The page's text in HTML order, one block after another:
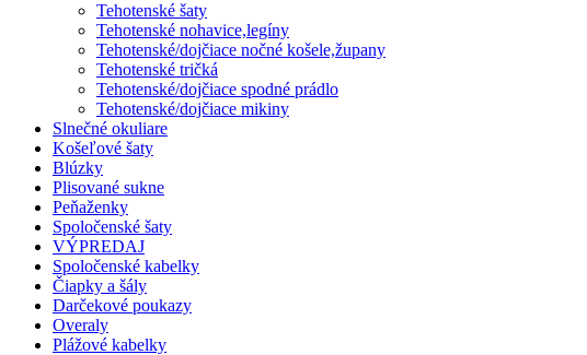
Tehotenské šaty
Tehotenské nohavice,legíny
Tehotenské/dojčiace nočné košele,župany
Tehotenské tričká
Tehotenské/dojčiace spodné prádlo
Tehotenské/dojčiace mikiny
Slnečné okuliare
Košeľové šaty
Blúzky
Plisované sukne
Peňaženky
Spoločenské šaty
VÝPREDAJ
Spoločenské kabelky
Čiapky a šály
Darčekové poukazy
Overaly
Plážové kabelky